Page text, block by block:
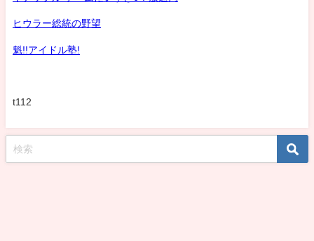
ヒウラー総統の野望
魁!!アイドル塾!
t112